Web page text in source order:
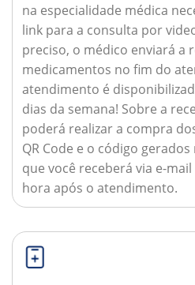
na especialidade médica
link para a consulta por
preciso, o médico enviará a
medicamentos no fim do
atendimento é
dias da semana! Sobre a
poderá realizar a compra
QR Code e o código
que você receberá via e-
hora após o atendimento.